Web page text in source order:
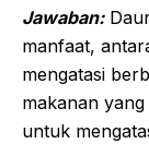
Jawaban:
manfaat,
mengatasi
makanan
untuk